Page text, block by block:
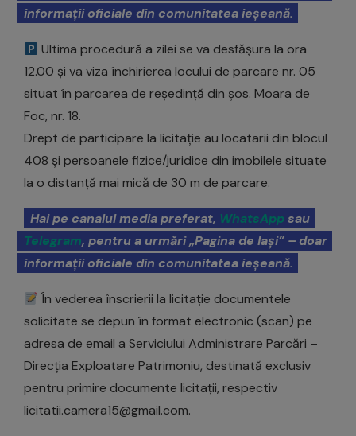
informații oficiale din comunitatea ieșeană.
Ultima procedură a zilei se va desfășura la ora
12.00 și va viza închirierea locului de parcare nr. 05
situat în parcarea de reședință din șos. Moara de
Foc, nr. 18.
Drept de participare la licitație au locatarii din blocul
408 și persoanele fizice/juridice din imobilele situate
la o distanță mai mică de 30 m de parcare.
Hai pe canalul media preferat, WhatsAppsau
Telegram, pentru a urmări „Pagina de Iași” – doar
informații oficiale din comunitatea ieșeană.
În vederea înscrierii la licitație documentele
solicitate se depun în format electronic (scan) pe
adresa de email a Serviciului Administrare Parcări –
Direcția Exploatare Patrimoniu, destinată exclusiv
pentru primire documente licitații, respectiv
licitatii.camera15@gmail.com.